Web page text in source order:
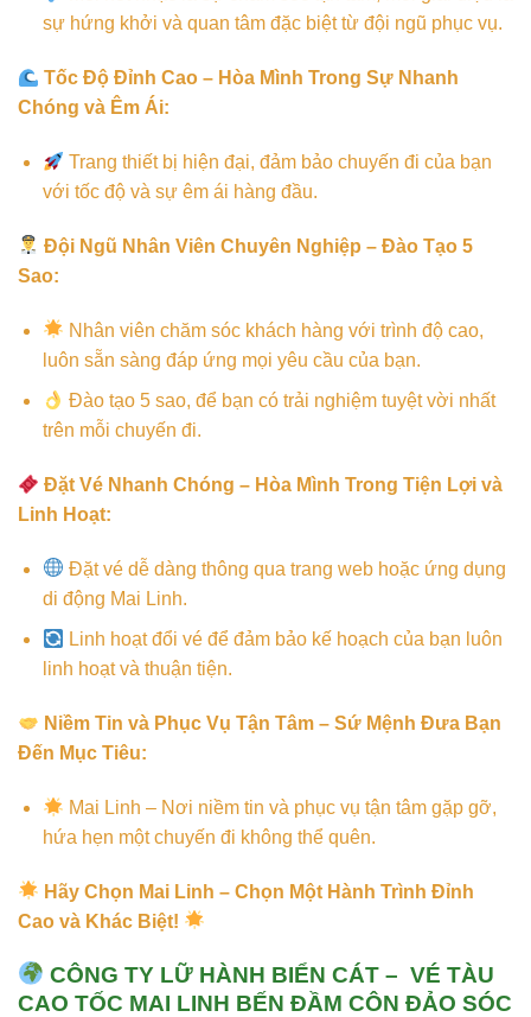
sự hứng khởi và quan tâm đặc biệt từ đội ngũ phục vụ.
Tốc Độ Đỉnh Cao – Hòa Mình Trong Sự Nhanh
Chóng và Êm Ái:
Trang thiết bị hiện đại, đảm bảo chuyến đi của bạn
với tốc độ và sự êm ái hàng đầu.
Đội Ngũ Nhân Viên Chuyên Nghiệp – Đào Tạo 5
Sao:
Nhân viên chăm sóc khách hàng với trình độ cao,
luôn sẵn sàng đáp ứng mọi yêu cầu của bạn.
Đào tạo 5 sao, để bạn có trải nghiệm tuyệt vời nhất
trên mỗi chuyến đi.
Đặt Vé Nhanh Chóng – Hòa Mình Trong Tiện Lợi và
Linh Hoạt:
Đặt vé dễ dàng thông qua trang web hoặc ứng dụng
di động Mai Linh.
Linh hoạt đổi vé để đảm bảo kế hoạch của bạn luôn
linh hoạt và thuận tiện.
Niềm Tin và Phục Vụ Tận Tâm – Sứ Mệnh Đưa Bạn
Đến Mục Tiêu:
Mai Linh – Nơi niềm tin và phục vụ tận tâm gặp gỡ,
hứa hẹn một chuyến đi không thể quên.
Hãy Chọn Mai Linh – Chọn Một Hành Trình Đỉnh
Cao và Khác Biệt!
CÔNG TY LỮ HÀNH BIỂN CÁT – VÉ TÀU
CAO TỐC MAI LINH BẾN ĐẦM CÔN ĐẢO SÓC